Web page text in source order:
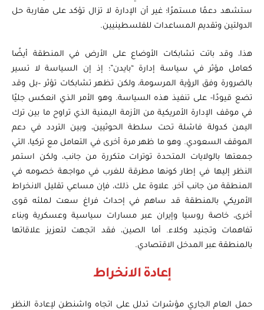
ستشهد دعمًا مستمرًا؛ غير أن الإدارة لا تزال تؤكد على مقاربة حل
الدولتين وتقديم المساعدات للفلسطينيين.
هذا، وقد باتت تشابكات الأوضاع على الأرض في المنطقة أيضًا
كعامل مؤثر في سياسة إدارة “بايدن”؛ إذ إن السياسة لا تسير
بالضرورة وفق الرؤية المرسومة، ولكن تظهر تشابكات تؤثر –بل وقد
تضع قيودًا- على تنفيذ هذه السياسة. وهو الأمر الذي انعكس جليًا
في موقف الإدارة الأمريكية من الأزمة اليمنية الذي تراوح ما بين ترك
اليمن كدولة فاشلة تحت سلطة الحوثيين، وبين التردد في دعم
الموقف السعودي. وهو ما ظهر مرة أخرى في التعامل مع تركيا، التي
جمعتها بالولايات المتحدة توترات متكررة من جانب، ولكن استمر
النظر إليها في إطار كونها مطرقة للغرب في مواجهة خصومه في
المنطقة من جانب آخر. علاوة على ذلك، فإن مساعي تقليل الانخراط
الأمريكي بالمنطقة قد ساهم في إحداث فراغ سعت لملئه قوى
أخرى، خاصة روسيا وإيران عبر مسارات سياسية وعسكرية وبناء
تفاهمات وتجنيد وكلاء. أما الصين، فقد اتجهت لتعزيز علاقاتها
بالمنطقة عبر المدخل الاقتصادي.
إعادة الانخراط
حمل العام الجاري مؤشرات تدلل على اتجاه واشنطن لإعادة النظر